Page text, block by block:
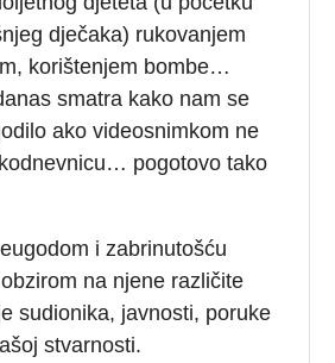
dječaka) rukovanjem
korištenjem bombe…
smatra kako nam se
ako videosnimkom ne
pogotovo tako
i zabrinutošću
na njene različite
sudionika, javnosti, poruke
stvarnosti.